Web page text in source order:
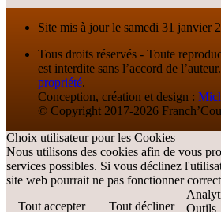
Site mis à jour le samedi 31 janvier
Tous droits réservés - Toute
est interdite sans l’accord de
propriété.
Conception, création et design :
© Copyright 2017-2026
Choix utilisateur pour les Cookies
Nous utilisons des cookies afin de vous
services possibles. Si vous déclinez
site web pourrait ne pas fonctionner
Tout accepter
Tout décliner
Outils